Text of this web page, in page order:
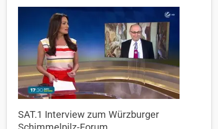
SAT.1 Interview zum Würzburger